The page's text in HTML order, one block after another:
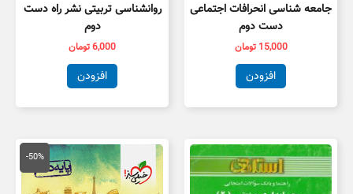
جامعه شناسی انحرافات اجتماعی
دست دوم
15,000 تومان
افزودن
روانشناسی تربیتی نشر راه دست
دوم
6,000تومان
افزودن
-50%
قیمت
اصلی
50,000 تومان
بود.
قیمت
فعلی
است.